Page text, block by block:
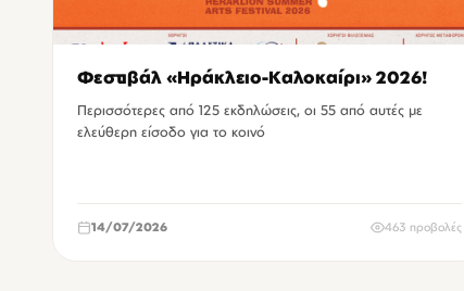
Φεστιβάλ «Ηράκλειο-Καλοκαίρι» 2026!
Περισσότερες από 125 εκδηλώσεις, οι 55 από αυτές με
ελεύθερη είσοδο για το κοινό
14/07/2026 463 προβολές